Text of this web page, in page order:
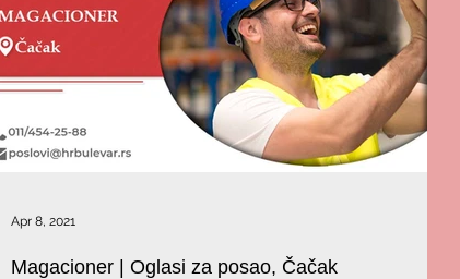
Magacioner | Oglasi za posao, Čačak
Apr 8, 2021